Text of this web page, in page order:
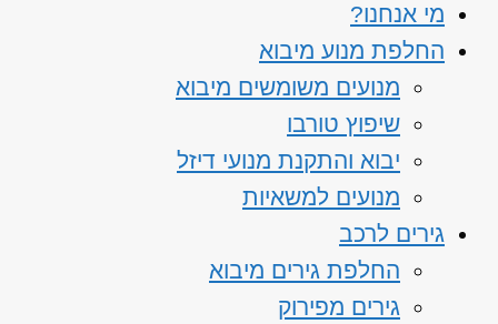
מי אנחנו?
החלפת מנוע מיבוא
מנועים משומשים מיבוא
שיפוץ טורבו
יבוא והתקנת מנועי דיזל
מנועים למשאיות
גירים לרכב
החלפת גירים מיבוא
גירים מפירוק